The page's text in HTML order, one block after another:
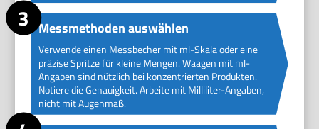
Messmethoden auswählen
Verwende einen Messbecher mit ml-Skala oder eine
präzise Spritze für kleine Mengen. Waagen mit ml-
Angaben sind nützlich bei konzentrierten Produkten.
Notiere die Genauigkeit. Arbeite mit Milliliter-Angaben,
nicht mit Augenmaß.